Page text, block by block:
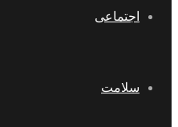
اجتماعی
سلامت